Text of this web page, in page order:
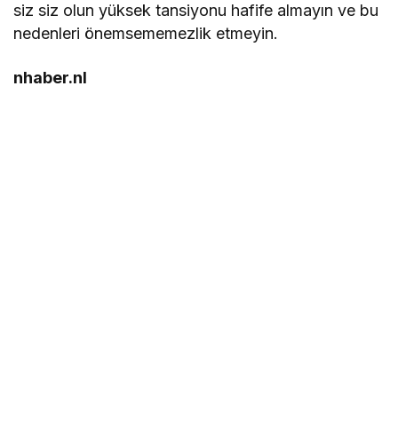
siz siz olun yüksek tansiyonu hafife almayın ve bu
nedenleri önemsememezlik etmeyin.
nhaber.nl